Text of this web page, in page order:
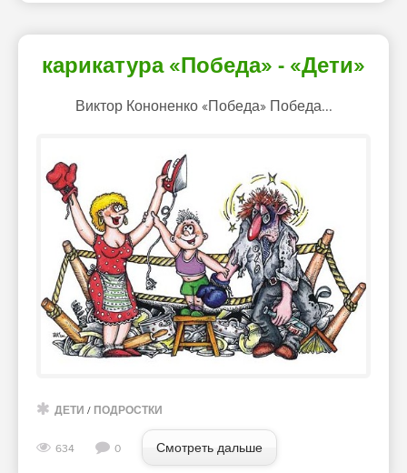
карикатура «Победа» - «Дети»
Виктор Кононенко «Победа» Победа...
ДЕТИ / ПОДРОСТКИ
634 0 Смотреть дальше